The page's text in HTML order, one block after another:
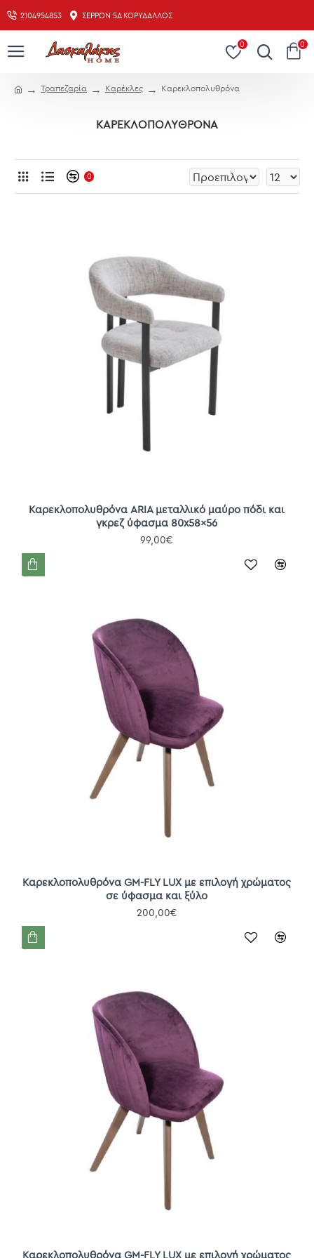
2104954853 ΣΕΡΡΏΝ 5Α ΚΟΡΥΔΑΛΛΌΣ
0 0
Τραπεζαρία Καρέκλες Καρεκλοπολυθρόνα
ΚΑΡΕΚΛΟΠΟΛΥΘΡΌΝΑ
0
Καρεκλοπολυθρόνα ARIA μεταλλικό μαύρο πόδι και
γκρεζ ύφασμα 80x58x56
99,00€
Καρεκλοπολυθρόνα GM-FLY LUX με επιλογή χρώματος
σε ύφασμα και ξύλο
200,00€
Καρεκλοπολυθρόνα GM-FLY LUX με επιλογή χρώματος